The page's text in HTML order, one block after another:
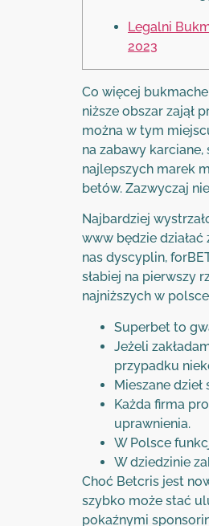
Legalni
2023
Co więcej
niższe obszar zajął
można w tym
na zabawy
najlepszych marek
betów. Zazwyczaj
Najbardziej
www będzie
nas dyscyplin,
słabiej na pierwszy
najniższych w
Superbet to
Jeżeli
przypadku
Mieszane
Każda firma
uprawnienia.
W Polsce
W dziedzinie
Choć Betcris jest
szybko może stać
pokaźnymi